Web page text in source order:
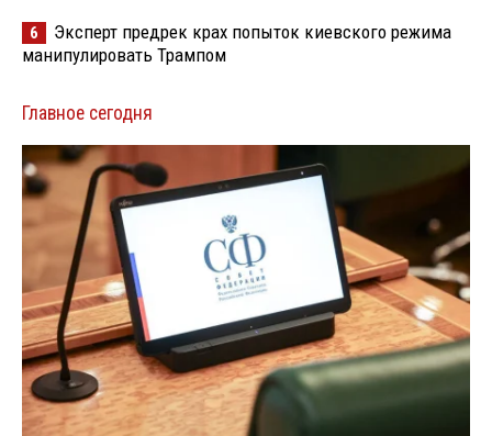
6
Эксперт предрек крах попыток киевского режима
манипулировать Трампом
Главное сегодня